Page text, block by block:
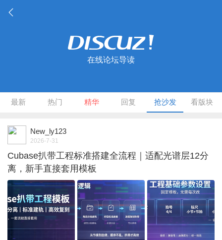
在线论坛导读
最新 热门 精华 回复 抢沙发 看版块
New_ly123
2026-7-31
Cubase扒带工程标准搭建全流程｜适配光谱层12分
离，新手直接套用模板